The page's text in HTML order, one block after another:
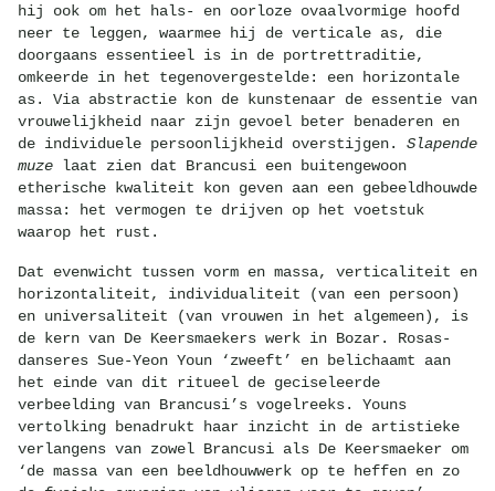
hij ook om het hals- en oorloze ovaalvormige hoofd
neer te leggen, waarmee hij de verticale as, die
doorgaans essentieel is in de portrettraditie,
omkeerde in het tegenovergestelde: een horizontale
as. Via abstractie kon de kunstenaar de essentie van
vrouwelijkheid naar zijn gevoel beter benaderen en
de individuele persoonlijkheid overstijgen. Slapende
muzelaat zien dat Brancusi een buitengewoon
etherische kwaliteit kon geven aan een gebeeldhouwde
massa: het vermogen te drijven op het voetstuk
waarop het rust.
Dat evenwicht tussen vorm en massa, verticaliteit en
horizontaliteit, individualiteit (van een persoon)
en universaliteit (van vrouwen in het algemeen), is
de kern van De Keersmaekers werk in Bozar. Rosas-
danseres Sue-Yeon Youn ‘zweeft’ en belichaamt aan
het einde van dit ritueel de geciseleerde
verbeelding van Brancusi’s vogelreeks. Youns
vertolking benadrukt haar inzicht in de artistieke
verlangens van zowel Brancusi als De Keersmaeker om
‘de massa van een beeldhouwwerk op te heffen en zo